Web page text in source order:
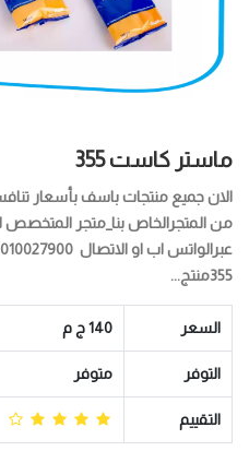
ماستر كاست 355
الان جميع منتجات باسف بأسعار
من المتجرالخاص بنا_متجر المتخصص
355منتج...
السعر 140 ج م
التوفر متوفر
التقييم